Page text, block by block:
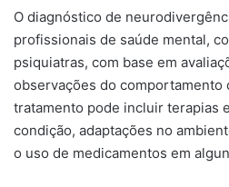
O diagnóstico de
profissionais de saúde mental,
psiquiatras, com base em
observações do comportamento
tratamento pode incluir terapias
condição, adaptações no
o uso de medicamentos em